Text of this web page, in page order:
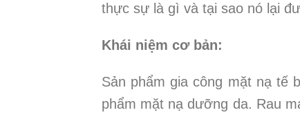
thực sự là gì và tại sao nó lại
Khái niệm cơ bản:
Sản phẩm gia công mặt nạ tế
phẩm mặt nạ dưỡng da. Rau